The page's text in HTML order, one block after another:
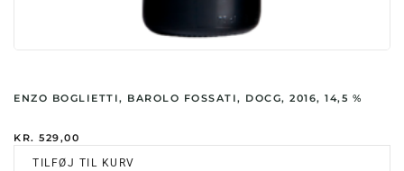
ENZO BOGLIETTI, BAROLO FOSSATI, DOCG, 2016, 14,5 %
KR. 529,00
TILFØJ TIL KURV